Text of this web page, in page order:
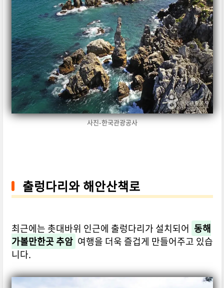
사진-한국관광공사
출렁다리와 해안산책로
최근에는 촛대바위 인근에 출렁다리가 설치되어 동해
가볼만한곳 추암 여행을 더욱 즐겁게 만들어주고 있습
니다.